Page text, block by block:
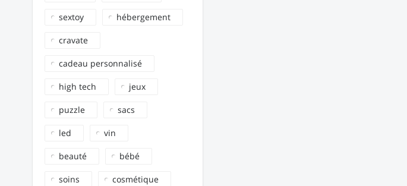
sextoy hébergement
cravate
cadeau personnalisé
high tech jeux
puzzle sacs
led vin
beauté bébé
soins cosmétique